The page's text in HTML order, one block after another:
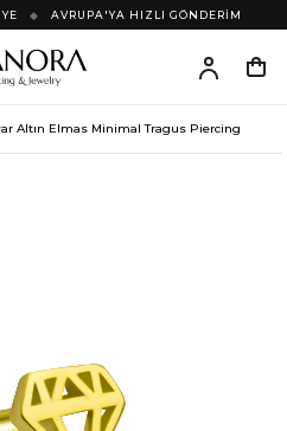
◆ AVRUPA'YA HIZLI GÖNDERİM
Altın Elmas Minimal Tragus Piercing